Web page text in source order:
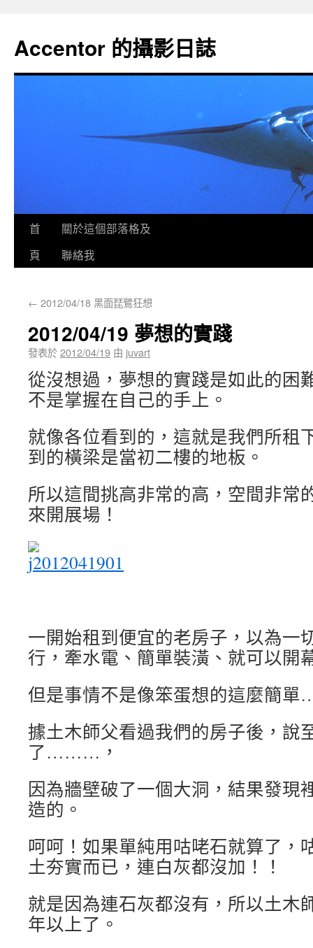
Accentor 的攝影日誌
首
頁
關於這個部落格及
聯絡我
← 2012/04/18 黑面琵鷺狂想
2012/04/19 夢想的實踐
發表於2012/04/19 由 juvart
從沒想過，夢想的實踐是如此的困
不是掌握在自己的手上。
就像各位看到的，這就是我們所租
到的橫梁是當初二樓的地板。
所以這間挑高非常的高，空間非常
來開展場！
一開始租到便宜的老房子，以為一
行，牽水電、簡單裝潢、就可以開
但是事情不是像笨蛋想的這麼簡
據土木師父看過我們的房子後，說
了………，
因為牆壁破了一個大洞，結果發現
造的。
呵呵！如果單純用咕咾石就算了，
土夯實而已，連白灰都沒加！！
就是因為連石灰都沒有，所以土木
年以上了。